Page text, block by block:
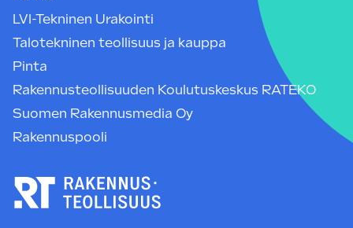
LVI-Tekninen Urakointi
Talotekninen teollisuus ja kauppa
Pinta
Rakennusteollisuuden Koulutuskeskus RATEKO
Suomen Rakennusmedia Oy
Rakennuspooli